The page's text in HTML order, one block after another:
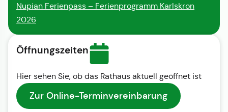
Nupian Ferienpass – Ferienprogramm Karlskron
2026
Öffnungszeiten
Hier sehen Sie, ob das Rathaus aktuell geöffnet ist
Zur Online-Terminvereinbarung